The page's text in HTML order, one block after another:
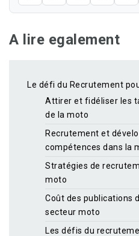
A lire egalement
Le défi du Recrutement
Attirer et fidéliser les
de la moto
Recrutement et
compétences dans la
Stratégies de
moto
Coût des publications
secteur moto
Les défis du